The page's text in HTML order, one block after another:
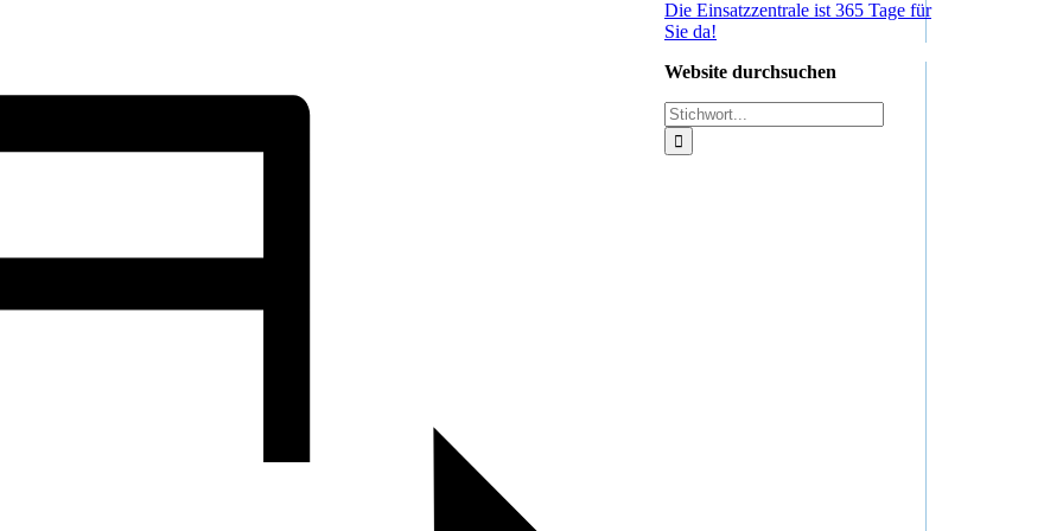
Die Einsatzzentrale ist 365 Tage für
Sie da!
Website durchsuchen
Suche
nach: